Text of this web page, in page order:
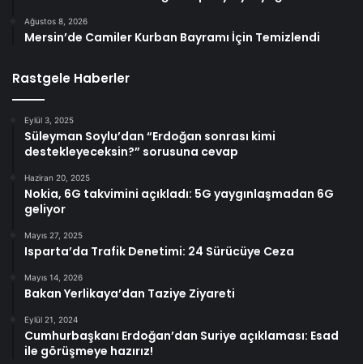
Ağustos 8, 2026
Mersin’de Camiler Kurban Bayramı İçin Temizlendi
Rastgele Haberler
Eylül 3, 2025
Süleyman Soylu’dan “Erdoğan sonrası kimi
destekleyeceksin?” sorusuna cevap
Haziran 20, 2025
Nokia, 6G takvimini açıkladı: 5G yaygınlaşmadan 6G
geliyor
Mayıs 27, 2025
Isparta’da Trafik Denetimi: 24 Sürücüye Ceza
Mayıs 14, 2026
Bakan Yerlikaya’dan Taziye Ziyareti
Eylül 21, 2024
Cumhurbaşkanı Erdoğan’dan Suriye açıklaması: Esad
ile görüşmeye hazırız!